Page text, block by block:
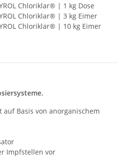
Chloriklar® | 1 kg Dose
Chloriklar® | 3 kg Eimer
Chloriklar® | 10 kg Eimer
auf Basis von anorganischem
Impfstellen vor